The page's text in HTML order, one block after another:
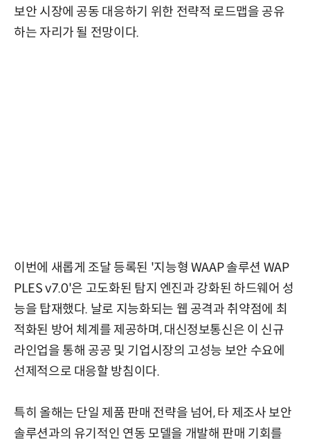
보안 시장에 공동 대응하기 위한 전략적 로드맵을 공유
하는 자리가 될 전망이다.
이번에 새롭게 조달 등록된 '지능형 WAAP 솔루션 WAP
PLES v7.0'은 고도화된 탐지 엔진과 강화된 하드웨어 성
능을 탑재했다. 날로 지능화되는 웹 공격과 취약점에 최
적화된 방어 체계를 제공하며, 대신정보통신은 이 신규
라인업을 통해 공공 및 기업시장의 고성능 보안 수요에
선제적으로 대응할 방침이다.
특히 올해는 단일 제품 판매 전략을 넘어, 타 제조사 보안
솔루션과의 유기적인 연동 모델을 개발해 판매 기회를